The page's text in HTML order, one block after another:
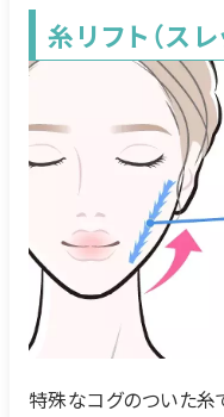
糸リフト（スレ
特殊なコグのついた糸